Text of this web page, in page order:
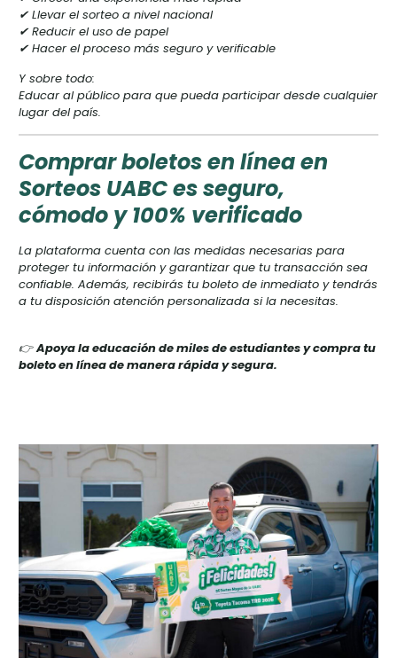
✔ Llevar el sorteo a nivel nacional
✔ Reducir el uso de papel
✔ Hacer el proceso más seguro y verificable
Y sobre todo:
Educar al público para que pueda participar desde cualquier
lugar del país.
Comprar boletos en línea en
Sorteos UABC es seguro,
cómodo y 100% verificado
La plataforma cuenta con las medidas necesarias para
proteger tu información y garantizar que tu transacción sea
confiable. Además, recibirás tu boleto de inmediato y tendrás
a tu disposición atención personalizada si la necesitas.
👉Apoya la educación de miles de estudiantes y compra tu
boleto en línea de manera rápida y segura.